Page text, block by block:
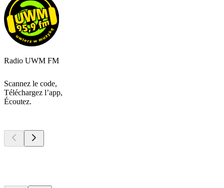
Radio UWM FM
Scannez le code,
Téléchargez l’app,
Écoutez.